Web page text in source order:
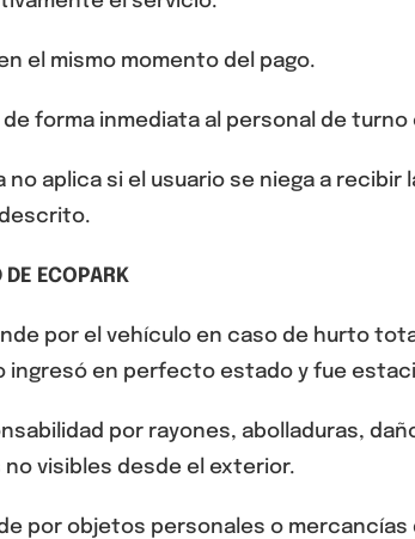
el mismo momento del pago.
de forma inmediata al personal de
no aplica si el usuario se niega a
ECOPARK
por el vehículo en caso de hurto
ingresó en perfecto estado y fue
por rayones, abolladuras,
visibles desde el exterior.
por objetos personales o